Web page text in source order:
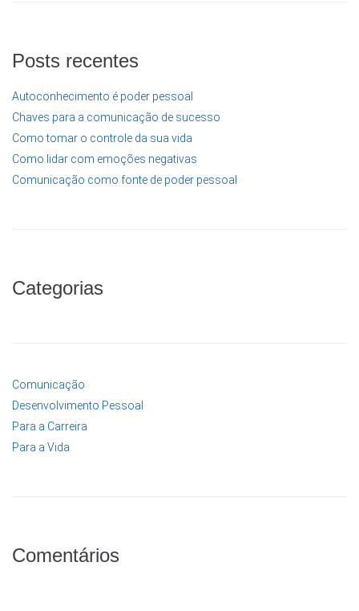
Posts recentes
Autoconhecimento é poder pessoal
Chaves para a comunicação de sucesso
Como tomar o controle da sua vida
Como lidar com emoções negativas
Comunicação como fonte de poder pessoal
Categorias
Comunicação
Desenvolvimento Pessoal
Para a Carreira
Para a Vida
Comentários